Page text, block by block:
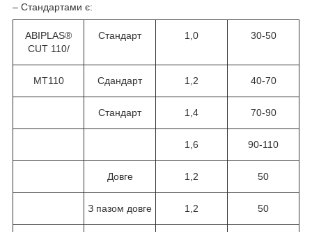
– Стандартами є:
ABIPLAS®
CUT 110/
Стандарт 1,0 30-50
MT110 Сдандарт 1,2 40-70
Стандарт 1,4 70-90
1,6 90-110
Довге 1,2 50
З пазом довге 1,2 50